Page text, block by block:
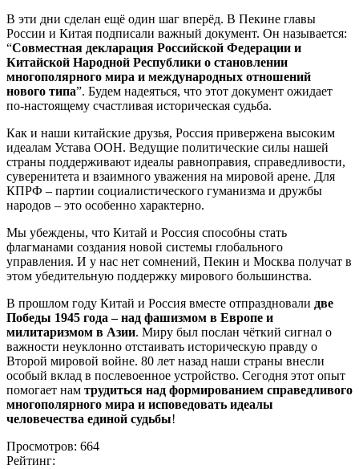
В эти дни сделан ещё один шаг вперёд. В Пекине главы
России и Китая подписали важный документ. Он называется:
“Совместная декларация Российской Федерации и
Китайской Народной Республики о становлении
многополярного мира и международных отношений
нового типа”. Будем надеяться, что этот документ ожидает
по-настоящему счастливая историческая судьба.
Как и наши китайские друзья, Россия привержена высоким
идеалам Устава ООН. Ведущие политические силы нашей
страны поддерживают идеалы равноправия, справедливости,
суверенитета и взаимного уважения на мировой арене. Для
КПРФ – партии социалистического гуманизма и дружбы
народов – это особенно характерно.
Мы убеждены, что Китай и Россия способны стать
флагманами создания новой системы глобального
управления. И у нас нет сомнений, Пекин и Москва получат в
этом убедительную поддержку мирового большинства.
В прошлом году Китай и Россия вместе отпраздновали две
Победы 1945 года – над фашизмом в Европе и
милитаризмом в Азии. Миру был послан чёткий сигнал о
важности неуклонно отстаивать историческую правду о
Второй мировой войне. 80 лет назад наши страны внесли
особый вклад в послевоенное устройство. Сегодня этот опыт
помогает нам трудиться над формированием справедливого
многополярного мира и исповедовать идеалы
человечества единой судьбы!
Просмотров: 664
Рейтинг: